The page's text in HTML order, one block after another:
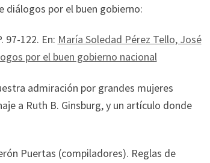
diálogos por el buen gobierno:
97-122. En: María Soledad Pérez Tello, José
por el buen gobierno nacional
admiración por grandes mujeres
a Ruth B. Ginsburg, y un artículo donde
Puertas (compiladores). Reglas de